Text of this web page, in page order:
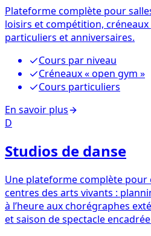
Plateforme complète pour
loisirs et compétition,
particuliers et anniversaires.
Cours par niveau
Créneaux « open gym »
Cours particuliers
En savoir plus
D
Studios de danse
Une plateforme complète pour
centres des arts vivants :
à l’heure aux chorégraphes
et saison de spectacle